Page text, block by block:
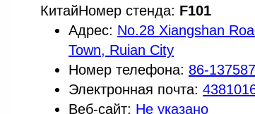
КитайНомер стенда: F101
Адрес: No.28 Xiangshan
Town, Ruian City
Номер телефона: 86-
Электронная почта:
Веб-сайт: Не указано